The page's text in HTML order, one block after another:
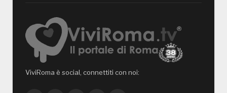
ViviRoma è social, connettiti con noi: